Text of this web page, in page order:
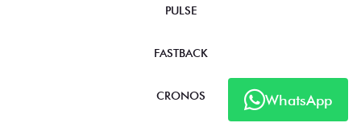
WhatsApp
PULSE
FASTBACK
CRONOS